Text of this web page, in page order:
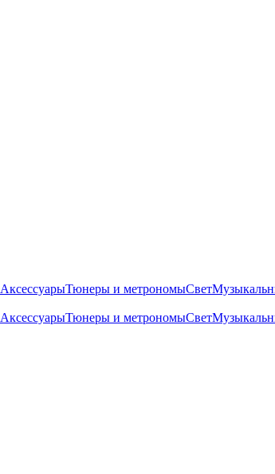
АксессуарыТюнеры и метрономыСвет
АксессуарыТюнеры и метрономыСвет